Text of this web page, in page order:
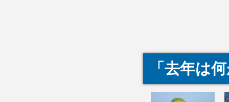
「去年は